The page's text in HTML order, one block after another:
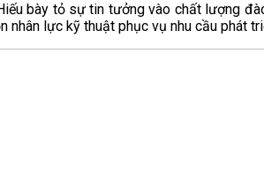
bày tỏ sự tin tưởng vào chất lượng
nhân lực kỹ thuật phục vụ nhu cầu phát